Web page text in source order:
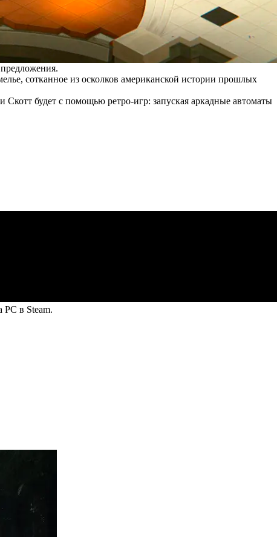
сотканное из осколков американской истории прошлых
Скотт будет с помощью ретро-игр: запуская аркадные автоматы
PC в Steam.